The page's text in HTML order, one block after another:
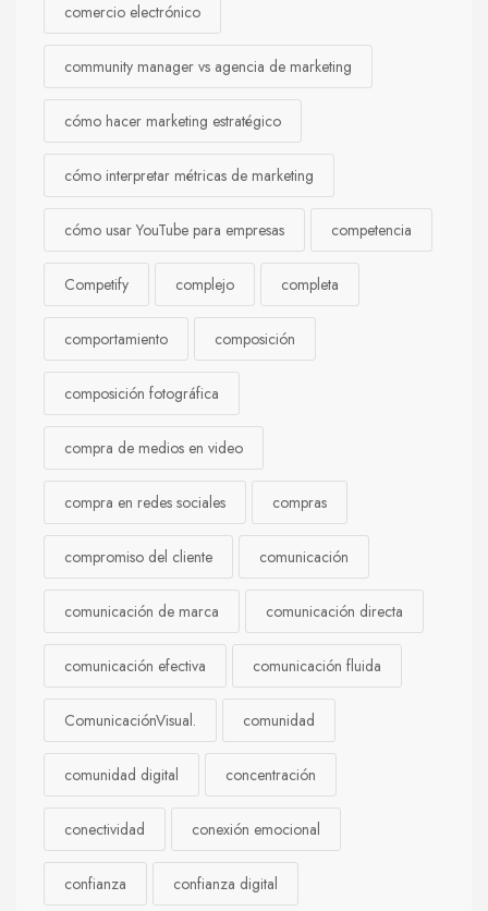
comercio electrónico
community manager vs agencia de marketing
cómo hacer marketing estratégico
cómo interpretar métricas de marketing
cómo usar YouTube para empresas competencia
Competify complejo completa
comportamiento composición
composición fotográfica
compra de medios en video
compra en redes sociales compras
compromiso del cliente comunicación
comunicación de marca comunicación directa
comunicación efectiva comunicación fluida
ComunicaciónVisual. comunidad
comunidad digital concentración
conectividad conexión emocional
confianza confianza digital